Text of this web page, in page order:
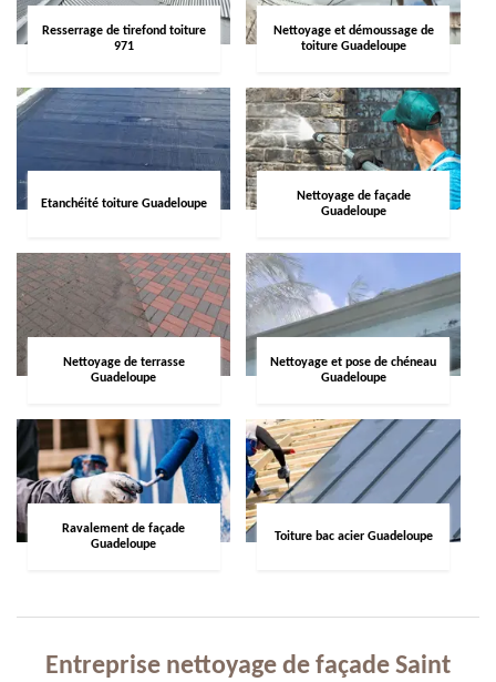
Resserrage de tirefond toiture
971
Nettoyage et démoussage de
toiture Guadeloupe
Etanchéité toiture Guadeloupe
Nettoyage de façade
Guadeloupe
Nettoyage de terrasse
Guadeloupe
Nettoyage et pose de chéneau
Guadeloupe
Ravalement de façade
Guadeloupe
Toiture bac acier Guadeloupe
Entreprise nettoyage de façade Saint